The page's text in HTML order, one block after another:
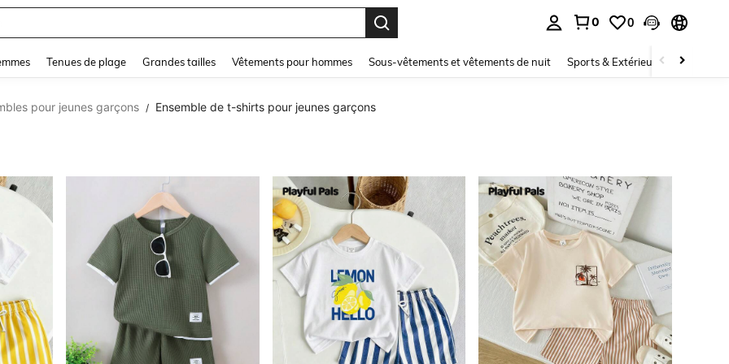
De Bain 2 Pieces
0 0
Tenues de plage Grandes tailles Vêtements pour hommes Sous-vêtements et vêtements de nuit Sports & Extérieur Enfants
pour jeunes garçons / Ensemble de t-shirts pour jeunes garçons